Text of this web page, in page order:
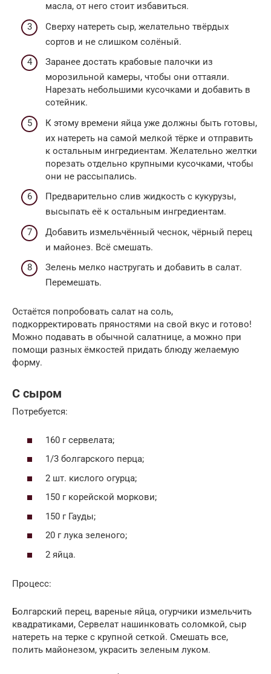
масла, от него стоит избавиться.
Сверху натереть сыр, желательно твёрдых
сортов и не слишком солёный.
Заранее достать крабовые палочки из
морозильной камеры, чтобы они оттаяли.
Нарезать небольшими кусочками и добавить в
сотейник.
К этому времени яйца уже должны быть готовы,
их натереть на самой мелкой тёрке и отправить
к остальным ингредиентам. Желательно желтки
порезать отдельно крупными кусочками, чтобы
они не рассыпались.
Предварительно слив жидкость с кукурузы,
высыпать её к остальным ингредиентам.
Добавить измельчённый чеснок, чёрный перец
и майонез. Всё смешать.
Зелень мелко настругать и добавить в салат.
Перемешать.
Остаётся попробовать салат на соль,
подкорректировать пряностями на свой вкус и готово!
Можно подавать в обычной салатнице, а можно при
помощи разных ёмкостей придать блюду желаемую
форму.
С сыром
Потребуется:
160 г сервелата;
1/3 болгарского перца;
2 шт. кислого огурца;
150 г корейской моркови;
150 г Гауды;
20 г лука зеленого;
2 яйца.
Процесс:
Болгарский перец, вареные яйца, огурчики измельчить
квадратиками, Сервелат нашинковать соломкой, сыр
натереть на терке с крупной сеткой. Смешать все,
полить майонезом, украсить зеленым луком.